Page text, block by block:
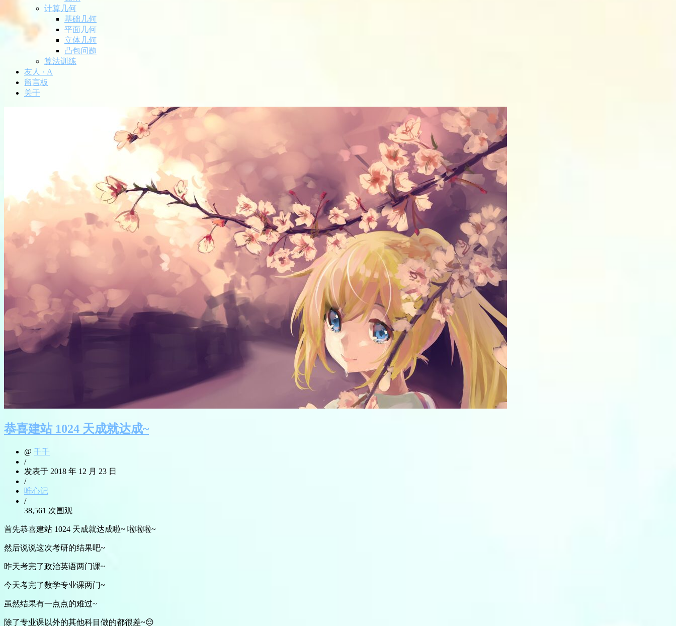
计算几何
基础几何
平面几何
立体几何
凸包问题
算法训练
友人 · A
留言板
关于
恭喜建站 1024 天成就达成~
@ 千千
/
发表于 2018 年 12 月 23 日
/
唯心记
/
38,561 次围观
首先恭喜建站 1024 天成就达成啦~ 啦啦啦~
然后说说这次考研的结果吧~
昨天考完了政治英语两门课~
今天考完了数学专业课两门~
虽然结果有一点点的难过~
除了专业课以外的其他科目做的都很差~😔